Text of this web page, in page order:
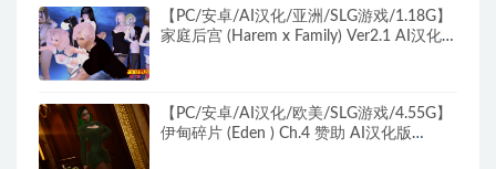
【PC/安卓/AI汉化/亚洲/SLG游戏/1.18G】
家庭后宫 (Harem x Family) Ver2.1 AI汉化版
【PC/安卓/AI汉化/欧美/SLG游戏/4.55G】
伊甸碎片 (Eden ) Ch.4 赞助 AI汉化版